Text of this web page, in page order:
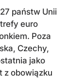
państw Unii
euro
Poza
Czechy,
jako
z obowiązku